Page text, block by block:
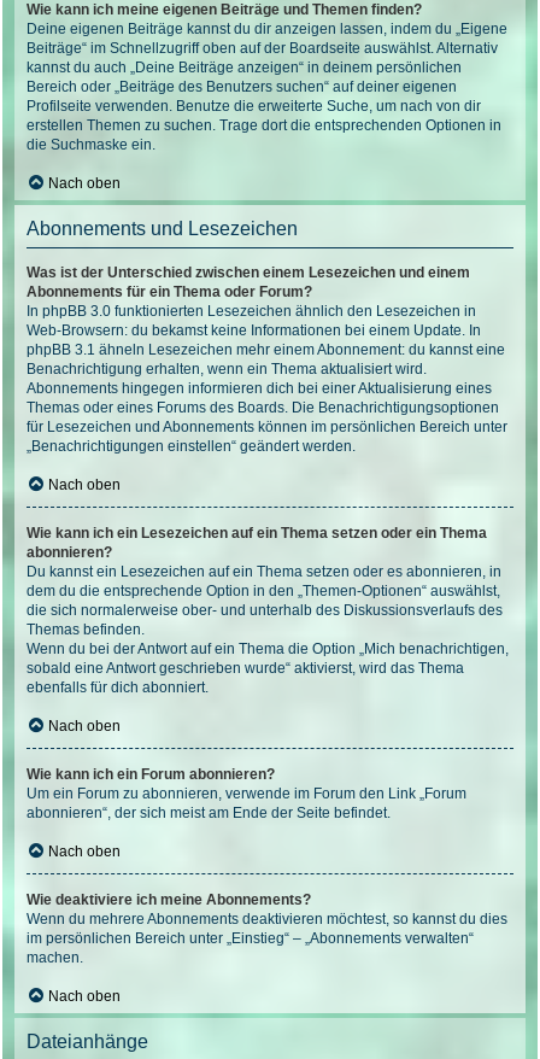
Wie kann ich meine eigenen Beiträge und Themen finden?
Deine eigenen Beiträge kannst du dir anzeigen lassen, indem du „Eigene
Beiträge“ im Schnellzugriff oben auf der Boardseite auswählst. Alternativ
kannst du auch „Deine Beiträge anzeigen“ in deinem persönlichen
Bereich oder „Beiträge des Benutzers suchen“ auf deiner eigenen
Profilseite verwenden. Benutze die erweiterte Suche, um nach von dir
erstellen Themen zu suchen. Trage dort die entsprechenden Optionen in
die Suchmaske ein.
Nach oben
Abonnements und Lesezeichen
Was ist der Unterschied zwischen einem Lesezeichen und einem
Abonnements für ein Thema oder Forum?
In phpBB 3.0 funktionierten Lesezeichen ähnlich den Lesezeichen in
Web-Browsern: du bekamst keine Informationen bei einem Update. In
phpBB 3.1 ähneln Lesezeichen mehr einem Abonnement: du kannst eine
Benachrichtigung erhalten, wenn ein Thema aktualisiert wird.
Abonnements hingegen informieren dich bei einer Aktualisierung eines
Themas oder eines Forums des Boards. Die Benachrichtigungsoptionen
für Lesezeichen und Abonnements können im persönlichen Bereich unter
„Benachrichtigungen einstellen“ geändert werden.
Nach oben
Wie kann ich ein Lesezeichen auf ein Thema setzen oder ein Thema
abonnieren?
Du kannst ein Lesezeichen auf ein Thema setzen oder es abonnieren, in
dem du die entsprechende Option in den „Themen-Optionen“ auswählst,
die sich normalerweise ober- und unterhalb des Diskussionsverlaufs des
Themas befinden.
Wenn du bei der Antwort auf ein Thema die Option „Mich benachrichtigen,
sobald eine Antwort geschrieben wurde“ aktivierst, wird das Thema
ebenfalls für dich abonniert.
Nach oben
Wie kann ich ein Forum abonnieren?
Um ein Forum zu abonnieren, verwende im Forum den Link „Forum
abonnieren“, der sich meist am Ende der Seite befindet.
Nach oben
Wie deaktiviere ich meine Abonnements?
Wenn du mehrere Abonnements deaktivieren möchtest, so kannst du dies
im persönlichen Bereich unter „Einstieg“ – „Abonnements verwalten“
machen.
Nach oben
Dateianhänge